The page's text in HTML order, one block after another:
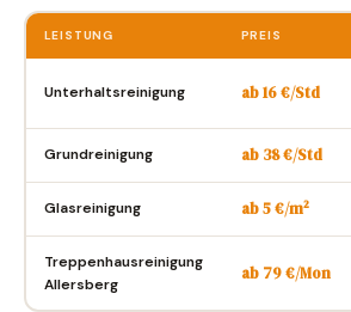
LEISTUNG PREIS
Unterhaltsreinigung ab 16 €/Std
Grundreinigung ab 38 €/Std
Glasreinigung ab 5 €/m²
Treppenhausreinigung
Allersberg
ab 79 €/Mon